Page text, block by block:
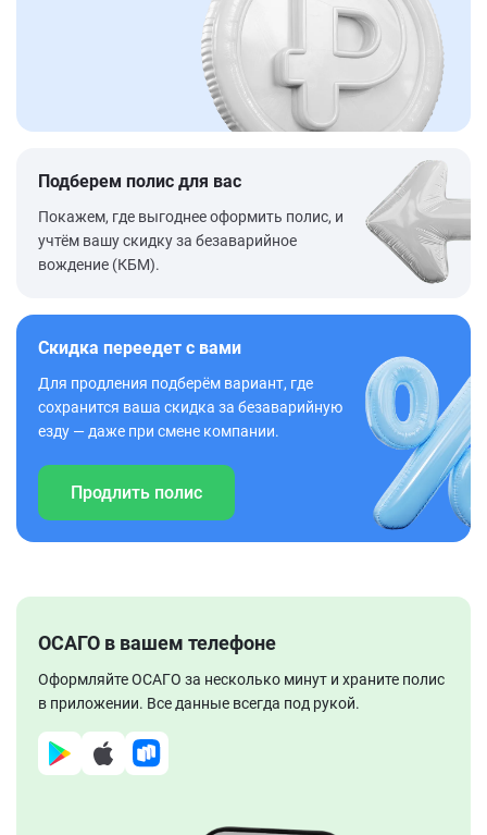
Подберем полис для вас
Покажем, где выгоднее оформить полис, и
учтём вашу скидку за безаварийное
вождение (КБМ).
Скидка переедет с вами
Для продления подберём вариант, где
сохранится ваша скидка за безаварийную
езду — даже при смене компании.
Продлить полис
ОСАГО в вашем телефоне
Оформляйте ОСАГО за несколько минут и храните полис
в приложении. Все данные всегда под рукой.